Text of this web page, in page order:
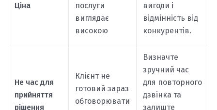
Ціна
послуги
виглядає
високою
вигоди і
відмінність від
конкурентів.
Не час для
прийняття
рішення
Клієнт не
готовий зараз
обговорювати
Визначте
зручний час
для повторного
дзвінка та
залиште